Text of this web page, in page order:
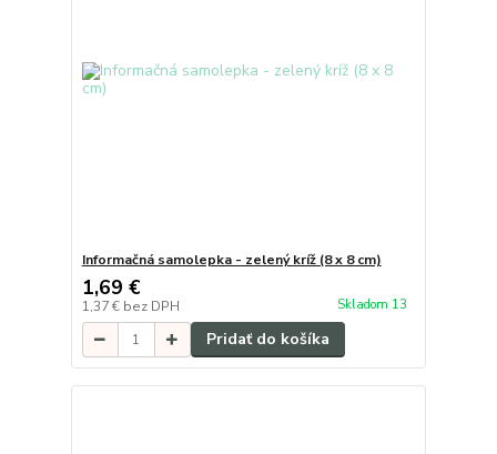
Informačná samolepka - zelený kríž (8 x 8 cm)
1,69 €
1,37 € bez DPH Skladom 13
Pridať do košíka